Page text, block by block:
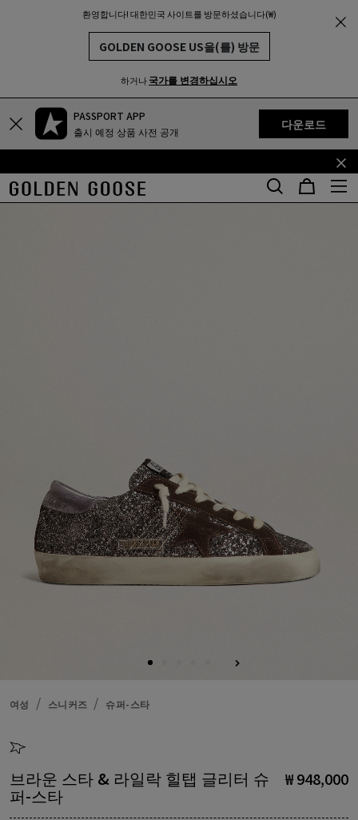
환영합니다! 대한민국 사이트를 방문하셨습니다(₩)
GOLDEN GOOSE US을(를) 방문
하거나국가를 변경하십시오
기
텐
츠
꼬
콘
텐
PASSPORT APP
출시 예정 상품 사전 공개
다운로드
여성 스니커즈 슈퍼-스타
브라운 스타 & 라일락 힐탭 글리터 슈
퍼-스타
₩ 948,000